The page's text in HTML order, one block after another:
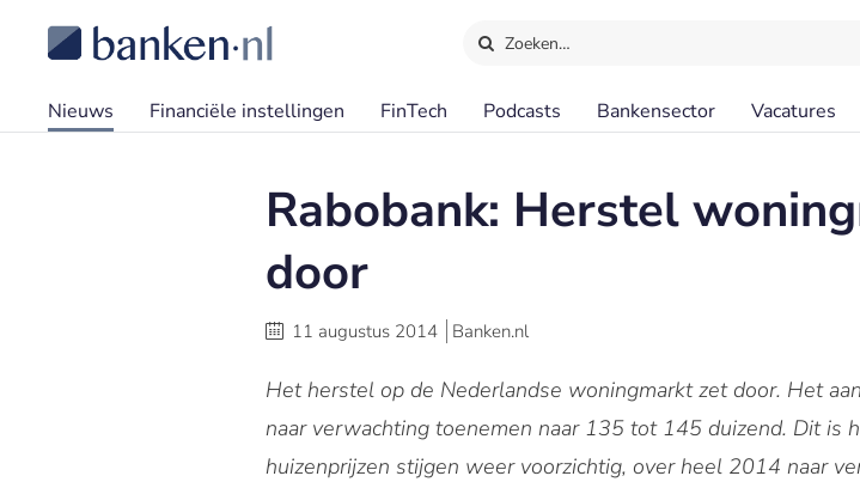
Zoeken…
Nieuws Financiële instellingen FinTech Podcasts Bankensector Vacatures
Rabobank: Herstel
door
11 augustus 2014 Banken.nl
Het herstel op de Nederlandse woningmarkt zet door. Het
naar verwachting toenemen naar 135 tot 145 duizend. Dit is
huizenprijzen stijgen weer voorzichtig, over heel 2014 naar